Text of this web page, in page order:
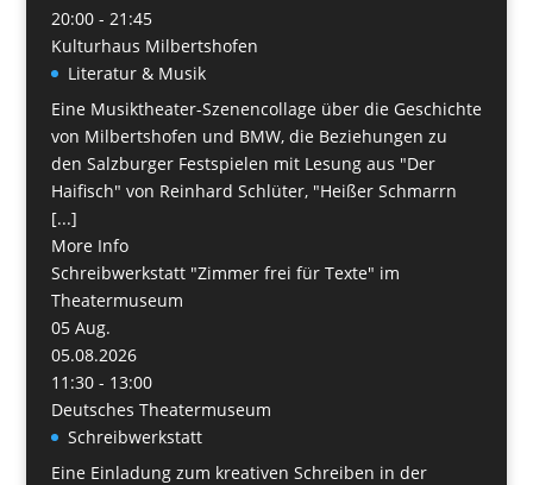
20:00 - 21:45
Kulturhaus Milbertshofen
Literatur & Musik
Eine Musiktheater-Szenencollage über die Geschichte
von Milbertshofen und BMW, die Beziehungen zu
den Salzburger Festspielen mit Lesung aus "Der
Haifisch" von Reinhard Schlüter, "Heißer Schmarrn
[...]
More Info
Schreibwerkstatt "Zimmer frei für Texte" im
Theatermuseum
05 Aug.
05.08.2026
11:30 - 13:00
Deutsches Theatermuseum
Schreibwerkstatt
Eine Einladung zum kreativen Schreiben in der